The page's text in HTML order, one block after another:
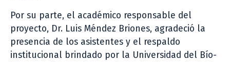
Por su parte, el académico responsable del
proyecto, Dr. Luis Méndez Briones, agradeció la
presencia de los asistentes y el respaldo
institucional brindado por la Universidad del Bío-